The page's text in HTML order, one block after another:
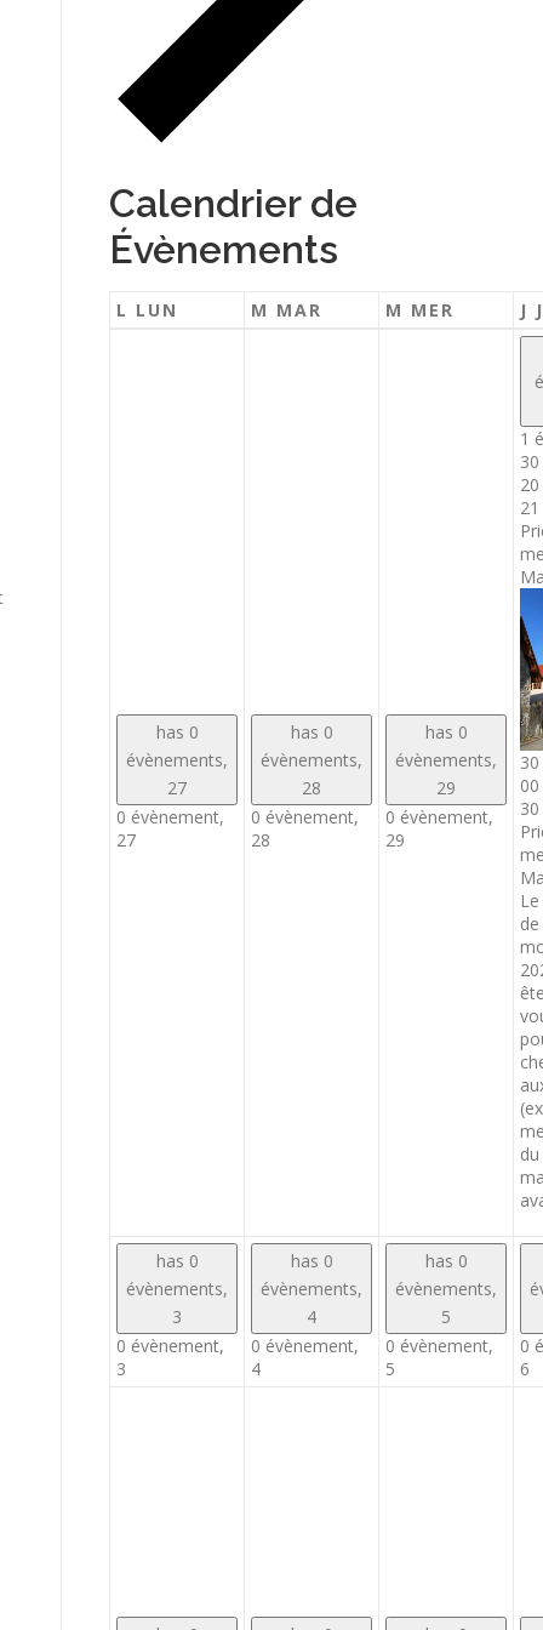
Calendrier de
Évènements
L LUN M MAR M MER J
has 0
évènements,
27
0 évènement,
27
has 0
évènements,
28
0 évènement,
28
has 0
évènements,
29
0 évènement,
29
1
30
has 0
évènements,
3
0 évènement,
3
has 0
évènements,
4
0 évènement,
4
has 0
évènements,
5
0 évènement,
5
0
6